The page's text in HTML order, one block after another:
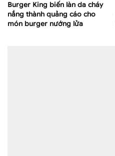
Burger King biến làn da cháy
nắng thành quảng cáo cho
món burger nướng lửa